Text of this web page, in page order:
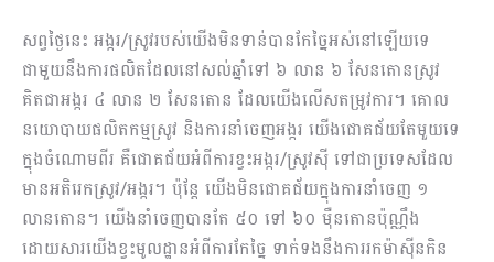
សព្វថ្ងៃនេះ អង្ករ/ស្រូវរបស់យើងមិនទាន់បានកែច្នៃអស់នៅឡើយទេ
ជាមួយនឹងការផលិតដែលនៅសល់ឆ្នាំទៅ ៦ លាន ៦ សែនតោនស្រូវ
គិតជាអង្ករ ៤ លាន ២ សែនតោន ដែលយើងលើសតម្រូវការ។ គោល
នយោបាយផលិតកម្មស្រូវ និងការនាំចេញអង្ករ យើងជោគជ័យតែមួយទេ
ក្នុងចំណោមពីរ គឺជោគជ័យអំពីការខ្វះអង្ករ/ស្រូវស៊ី ទៅជាប្រទេសដែល
មានអតិរេកស្រូវ/អង្ករ។ ប៉ុន្តែ យើងមិនជោគជ័យក្នុងការនាំចេញ ១
លានតោន។ យើងនាំចេញបានតែ ៥០ ទៅ ៦០ ម៉ឺនតោនប៉ុណ្ណឹង
ដោយសារយើងខ្វះមូលដ្ឋានអំពីការកែច្នៃ ទាក់ទងនឹងការរកម៉ាស៊ីនកិន